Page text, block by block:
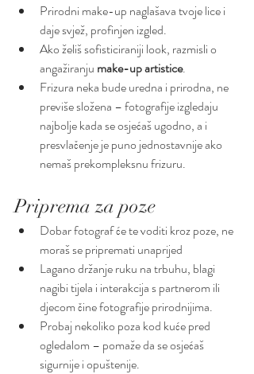
Prirodni make-up naglašava tvoje lice i
daje svjež, profinjen izgled.
Ako želiš sofisticiraniji look, razmisli o
angažiranju make-up artistice.
Frizura neka bude uredna i prirodna, ne
previše složena – fotografije izgledaju
najbolje kada se osjećaš ugodno, a i
presvlačenje je puno jednostavnije ako
nemaš prekompleksnu frizuru.
Priprema za poze
Dobar fotograf će te voditi kroz poze, ne
moraš se pripremati unaprijed
Lagano držanje ruku na trbuhu, blagi
nagibi tijela i interakcija s partnerom ili
djecom čine fotografije prirodnijima.
Probaj nekoliko poza kod kuće pred
ogledalom – pomaže da se osjećaš
sigurnije i opuštenije.